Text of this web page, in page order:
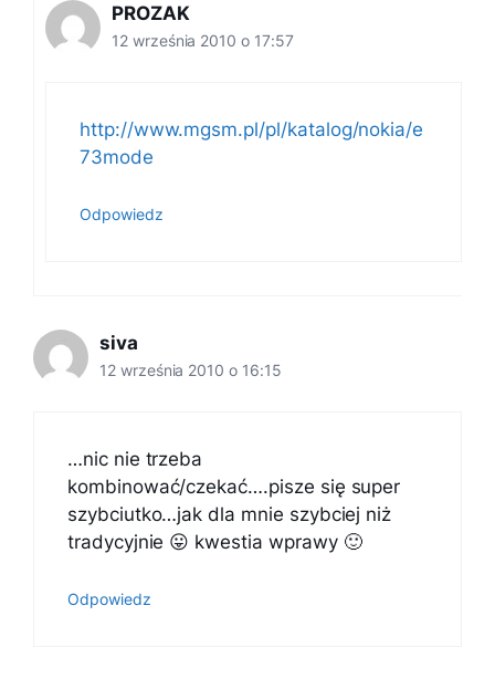
PROZAK
12 września 2010 o 17:57
http://www.mgsm.pl/pl/katalog/nokia/e
73mode
Odpowiedz
siva
12 września 2010 o 16:15
…nic nie trzeba
kombinować/czekać….pisze się super
szybciutko…jak dla mnie szybciej niż
tradycyjnie 😛 kwestia wprawy 🙂
Odpowiedz